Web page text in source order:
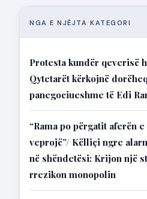
NGA E NJËJTA KATEGORI
Protesta kundër qeverisë
Qytetarët kërkojnë
panegociueshme të Edi
“Rama po përgatit aferën
veprojë”/ Këlliçi ngre
në shëndetësi: Krijon një
rrezikon monopolin